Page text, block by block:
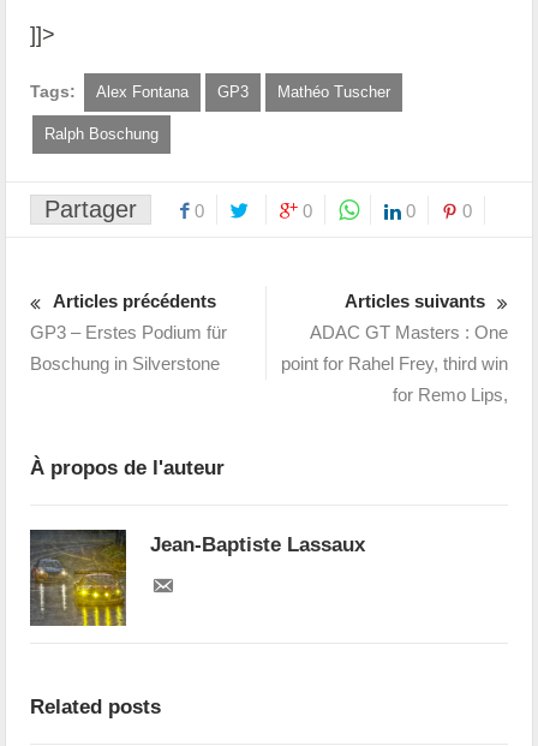
]]>
Tags: Alex Fontana GP3 Mathéo Tuscher
Ralph Boschung
Partager 0 0 0 0
Articles précédents
GP3 – Erstes Podium für
Boschung in Silverstone
Articles suivants
ADAC GT Masters : One
point for Rahel Frey, third win
for Remo Lips,
À propos de l'auteur
Jean-Baptiste Lassaux
Related posts